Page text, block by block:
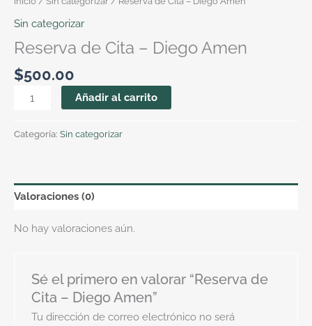
Sin categorizar
Reserva de Cita – Diego Amen
$500.00
Añadir al carrito
Categoría: Sin categorizar
Valoraciones (0)
No hay valoraciones aún.
Sé el primero en valorar “Reserva de
Cita – Diego Amen”
Tu dirección de correo electrónico no será